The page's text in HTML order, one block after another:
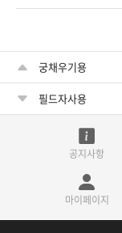
궁채우기용
필드자사용
공지사항
마이페이지